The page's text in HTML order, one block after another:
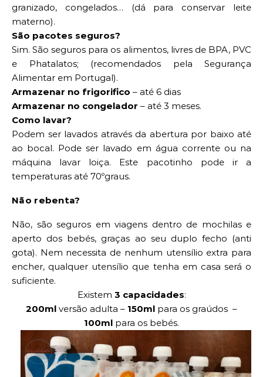
granizado, congelados… (dá para conservar leite
materno).
São pacotes seguros?
Sim. São seguros para os alimentos, livres de BPA, PVC
e Phatalatos; (recomendados pela Segurança
Alimentar em Portugal).
Armazenar no frigorifico – até 6 dias
Armazenar no congelador – até 3 meses.
Como lavar?
Podem ser lavados através da abertura por baixo até
ao bocal. Pode ser lavado em água corrente ou na
máquina lavar loiça. Este pacotinho pode ir a
temperaturas até 70ºgraus.
Não rebenta?
Não, são seguros em viagens dentro de mochilas e
aperto dos bebés, graças ao seu duplo fecho (anti
gota). Nem necessita de nenhum utensílio extra para
encher, qualquer utensílio que tenha em casa será o
suficiente.
Existem 3 capacidades:
200ml versão adulta – 150ml para os graúdos –
100ml para os bebés.